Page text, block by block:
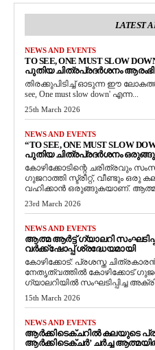
LATEST
NEWS AND EVENTS
TO SEE, ONE MUST SLOW
പുതിയ ചിത്രപ്രദർശനം
തിരക്കുപിടിച്ച് ഓടുന്ന ഈ
see, One must slow down' എന്ന...
25th March 2026
NEWS AND EVENTS
“TO SEE, ONE MUST SLOW
പുതിയ ചിത്രപ്രദർശനം
കോഴിക്കോടിന്റെ ചരിത്രവും
ഗുജറാത്തി സ്ട്രീറ്റ്, വീണ്ടും ഒരു
വഹിക്കാൻ ഒരുങ്ങുകയാണ്. ആത്മ
23rd March 2026
NEWS AND EVENTS
ആത്മ ആർട്ട് ഗ്യാലറി
വർക്ക്‌ഷോപ്പ് ശ്രദ്ധേയമായി
കോഴിക്കോട്: പ്രശസ്ത
നേതൃത്വത്തിൽ കോഴിക്കോട്
ഗ്യാലറിയിൽ സംഘടിപ്പിച്ച
15th March 2026
NEWS AND EVENTS
ആർക്കിടെക്ചറിൽ കലയുടെ
ആർക്കിടെക്ചർ’ ചർച്ച